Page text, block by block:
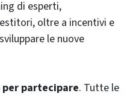
di esperti,
oltre a incentivi e
le nuove
partecipare. Tutte le